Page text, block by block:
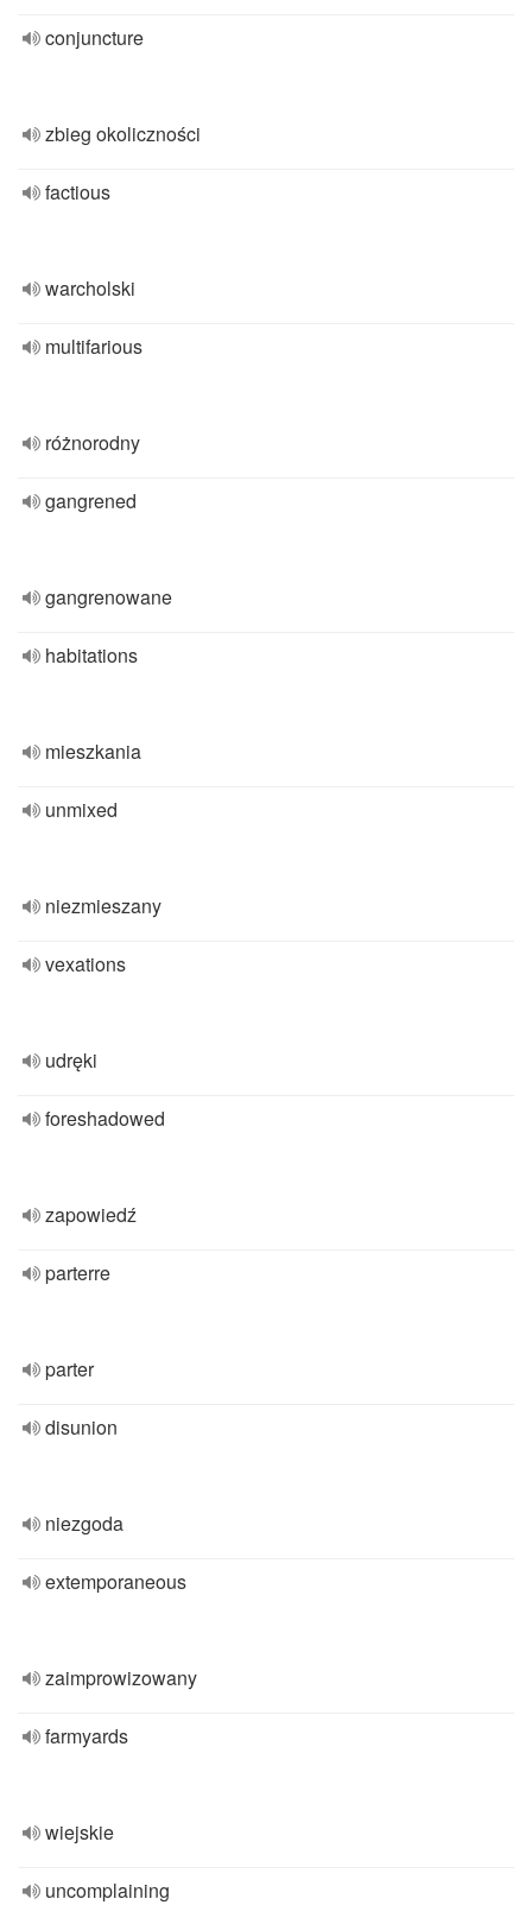
conjuncture
zbieg okoliczności
factious
warcholski
multifarious
różnorodny
gangrened
gangrenowane
habitations
mieszkania
unmixed
niezmieszany
vexations
udręki
foreshadowed
zapowiedź
parterre
parter
disunion
niezgoda
extemporaneous
zaimprowizowany
farmyards
wiejskie
uncomplaining